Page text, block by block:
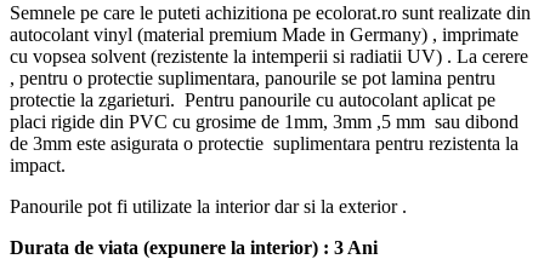
Semnele pe care le puteti achizitiona pe ecolorat.ro sunt realizate din
autocolant vinyl (material premium Made in Germany) , imprimate
cu vopsea solvent (rezistente la intemperii si radiatii UV) . La cerere
, pentru o protectie suplimentara, panourile se pot lamina pentru
protectie la zgarieturi. Pentru panourile cu autocolant aplicat pe
placi rigide din PVC cu grosime de 1mm, 3mm ,5 mm sau dibond
de 3mm este asigurata o protectie suplimentara pentru rezistenta la
impact.
Panourile pot fi utilizate la interior dar si la exterior .
Durata de viata (expunere la interior) : 3 Ani